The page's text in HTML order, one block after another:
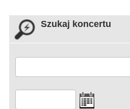
Szukaj koncertu